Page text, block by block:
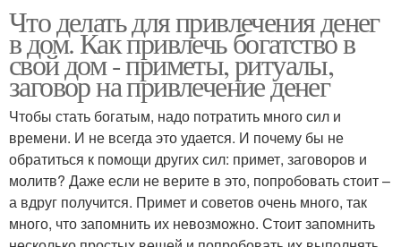
Что делать для привлечения денег
в дом. Как привлечь богатство в
свой дом - приметы, ритуалы,
заговор на привлечение денег
Чтобы стать богатым, надо потратить много сил и
времени. И не всегда это удается. И почему бы не
обратиться к помощи других сил: примет, заговоров и
молитв? Даже если не верите в это, попробовать стоит –
а вдруг получится. Примет и советов очень много, так
много, что запомнить их невозможно. Стоит запомнить